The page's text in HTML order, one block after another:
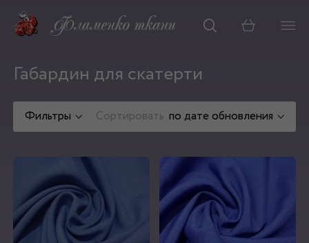
Корзина
Габардин для скатерти
Фильтры Сортировать по дате обновления